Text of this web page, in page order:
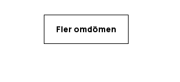
Fler omdömen